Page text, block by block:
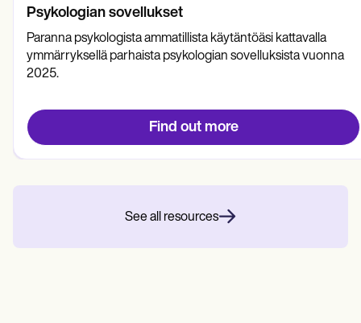
Psykologian sovellukset
Paranna psykologista ammatillista käytäntöäsi kattavalla
ymmärryksellä parhaista psykologian sovelluksista vuonna
2025.
Find out more
See all resources